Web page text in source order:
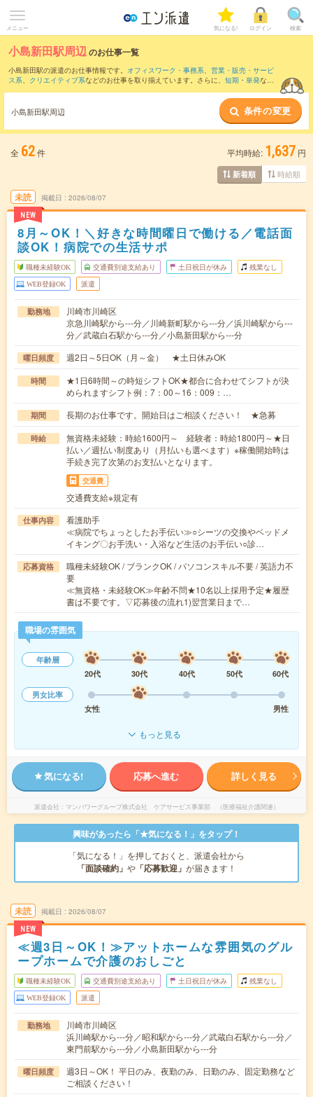
メニュー 気になる! ログイン 検索
小島新田駅周辺のお仕事一覧
小島新田駅の派遣のお仕事情報です。 オフィスワーク・事務系、 営業・販売・サービ
ス系、 クリエイティブ系などのお仕事を取り揃えています。さらに、 短期 ・ 単発など
また、品川駅・大崎駅
など近隣駅のお仕事
もご確認いただけます。
小島新田駅周辺 条件の変更
全 62件 平均時給: 1,637 円
新着順 時給順
未読
NEW
掲載日 2026/08/07
8月～OK！＼好きな時間曜日で働ける／電話面
談OK！病院での生活サポ
職種未経験OK 交通費別途支給あり 土日祝日が休み 残業なし
WEB登録OK 派遣
勤務地
川崎市川崎区
京急川崎駅から---分／川崎新町駅から---分／浜川崎駅から---
分／武蔵白石駅から---分／小島新田駅から---分
曜日頻度 週2日～5日OK（月～金） ★土日休みOK
時間
★1日6時間～の時短シフトOK★都合に合わせてシフトが決
められますシフト例：7：00～16：009：…
期間 長期のお仕事です。開始日はご相談ください！ ★急募
時給
無資格未経験：時給1600円～ 経験者：時給1800円～★日
払い／週払い制度あり（月払いも選べます）※稼働開始時は
手続き完了次第のお支払いとなります。
交通費
交通費支給※規定有
仕事内容
看護助手
≪病院でちょっとしたお手伝い≫○シーツの交換やベッドメ
イキング〇お手洗い・入浴など生活のお手伝い○診…
応募資格
職種未経験OK / ブランクOK / パソコンスキル不要 / 英語力不
要
≪無資格・未経験OK≫年齢不問★10名以上採用予定★履歴
書は不要です。▽応募後の流れ1)翌営業日まで…
職場の雰囲気
年齢層
20代
30代 40代 50代
60代
男女比率
女性
男性
もっと見る
気になる! 応募へ進む 詳しく見る
派遣会社 マンパワーグループ株式会社 ケアサービス事業部 （医療福祉介護関連）
興味があったら「★気になる！」をタップ！
「気になる！」を押しておくと、派遣会社から
「面談確約」 や 「応募歓迎」 が届きます！
未読
NEW
掲載日 2026/08/07
≪週3日～OK！≫アットホームな雰囲気のグル
ープホームで介護のおしごと
職種未経験OK 交通費別途支給あり 土日祝日が休み 残業なし
WEB登録OK 派遣
勤務地
川崎市川崎区
浜川崎駅から---分／昭和駅から---分／武蔵白石駅から---分／
東門前駅から---分／小島新田駅から---分
曜日頻度
週3日～OK！ 平日のみ、夜勤のみ、日勤のみ、固定勤務など
ご相談ください！